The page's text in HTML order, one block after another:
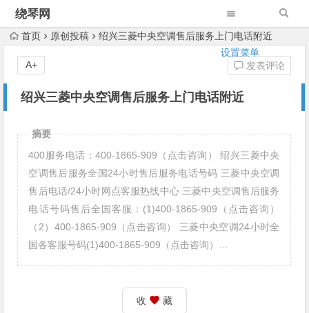
绕琴网
设置菜单
首页 原创投稿 绍兴三菱中央空调售后服务上门电话附近
绍兴三菱中央空调售后服务上门电话附近
发表评论
A+
摘要
400服务电话：400-1865-909（点击咨询） 绍兴三菱中央
空调售后服务全国24小时售后服务电话号码 三菱中央空调
售后电话/24小时网点客服热线中心 三菱中央空调售后服务
电话号码售后全国客服：(1)400-1865-909（点击咨询）
（2）400-1865-909（点击咨询） 三菱中央空调24小时全
国各客服号码(1)400-1865-909（点击咨询）…
收 藏